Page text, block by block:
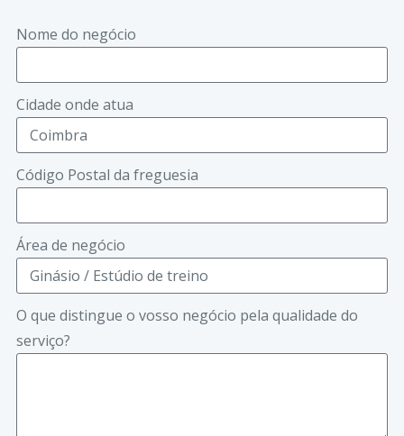
Nome do negócio
Cidade onde atua
Código Postal da freguesia
Área de negócio
O que distingue o vosso negócio pela qualidade do
serviço?